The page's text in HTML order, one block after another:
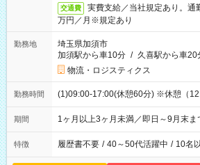
交通費
実費支給／当社規定あり。通
万円／月※規定あり
勤務地
埼玉県加須市
加須駅から車10分 / 久喜駅から車20
物流・ロジスティクス
勤務時間 (1)09:00-17:00(休憩60分) ※休憩（
期間 1ヶ月以上3ヶ月未満／即日～9月末ま
特徴 履歴書不要 / 40～50代活躍中 / 10名